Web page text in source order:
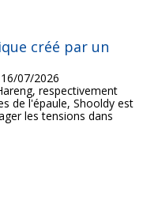
créé par un
07/2026
respectivement
de l'épaule, Shooldy est
les tensions dans